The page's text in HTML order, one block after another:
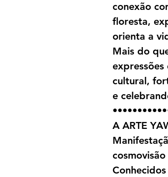
conexão
floresta,
orienta a
Mais do
cultural,
e
A ARTE